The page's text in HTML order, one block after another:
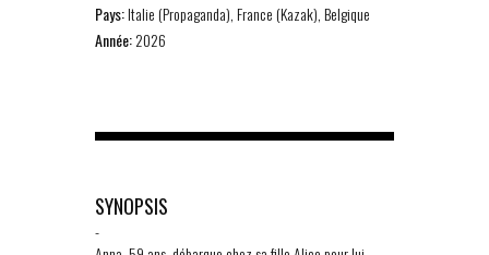
Pays:Italie (Propaganda), France (Kazak), Belgique
Année:2026
SYNOPSIS
-